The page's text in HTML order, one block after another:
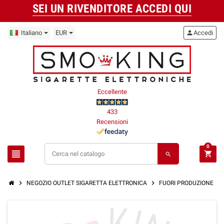
SEI UN RIVENDITORE ACCEDI QUI
Italiano EUR
Eccellente
433
Recensioni
view_headline search
personAccedi
shopping_cart
0
chevron_right NEGOZIO OUTLET SIGARETTA ELETTRONICA chevron_right FUORI PRODUZIONE